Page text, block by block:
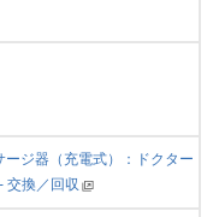
ージ器（充電式）：ドクター
交換／回収